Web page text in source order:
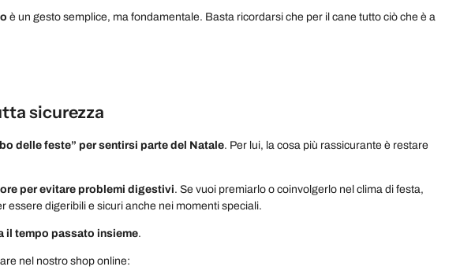
è un gesto semplice, ma fondamentale. Basta ricordarsi che per il cane tutto ciò che è a
sicurezza
delle feste” per sentirsi parte del Natale. Per lui, la cosa più rassicurante è restare
per evitare problemi digestivi. Se vuoi premiarlo o coinvolgerlo nel clima di festa,
essere digeribili e sicuri anche nei momenti speciali.
il tempo passato insieme.
nel nostro shop online: